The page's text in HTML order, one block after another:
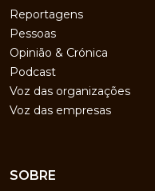
Reportagens
Pessoas
Opinião & Crónica
Podcast
Voz das organizações
Voz das empresas
SOBRE